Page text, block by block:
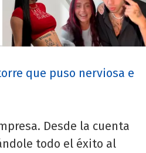
que puso nerviosa e
Desde la cuenta
todo el éxito al